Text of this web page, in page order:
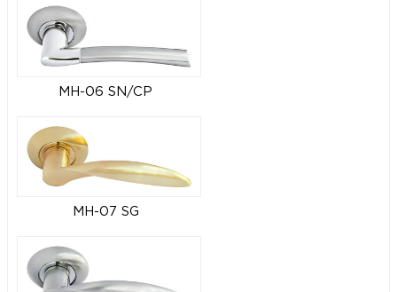
MH-06 SN/CP
MH-07 SG